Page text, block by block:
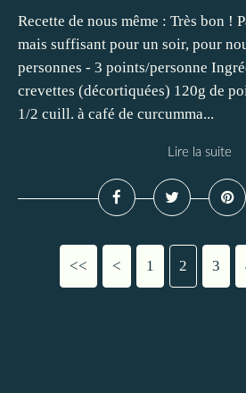
Recette de nous même : Très bon !
mais suffisant pour un soir, pour
personnes - 3 points/personne
crevettes (décortiquées) 120g de
1/2 cuill. à café de curcumma...
Lire la suite
<< < 1 2 3